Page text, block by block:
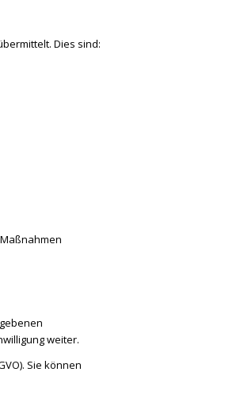
Dies sind:
weiter.
Sie können